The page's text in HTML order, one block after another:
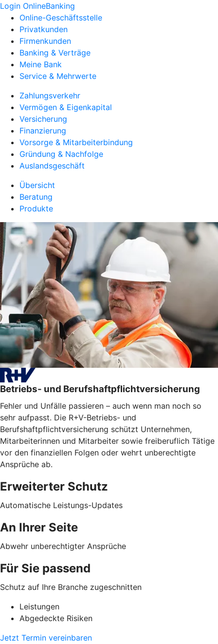
Login OnlineBanking
Online-Geschäftsstelle
Privatkunden
Firmenkunden
Banking & Verträge
Meine Bank
Service & Mehrwerte
Zahlungsverkehr
Vermögen & Eigenkapital
Versicherung
Finanzierung
Vorsorge & Mitarbeiterbindung
Gründung & Nachfolge
Auslandsgeschäft
Übersicht
Beratung
Produkte
Betriebs- und Berufshaftpflichtversicherung
Fehler und Unfälle passieren – auch wenn man noch so
sehr aufpasst. Die R+V-Betriebs- und
Berufshaftpflichtversicherung schützt Unternehmen,
Mitarbeiterinnen und Mitarbeiter sowie freiberuflich Tätige
vor den finanziellen Folgen oder wehrt unberechtigte
Ansprüche ab.
Erweiterter Schutz
Automatische Leistungs-Updates
An Ihrer Seite
Abwehr unberechtigter Ansprüche
Für Sie passend
Schutz auf Ihre Branche zugeschnitten
Leistungen
Abgedeckte Risiken
Jetzt Termin vereinbaren